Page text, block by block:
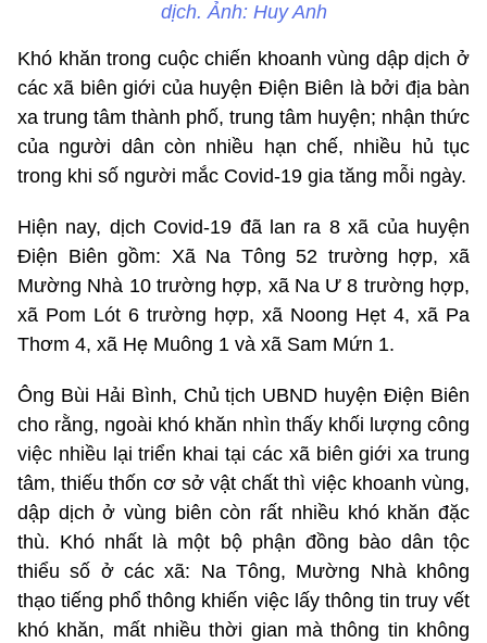
dịch. Ảnh: Huy Anh
Khó khăn trong cuộc chiến khoanh vùng dập dịch ở
các xã biên giới của huyện Điện Biên là bởi địa bàn
xa trung tâm thành phố, trung tâm huyện; nhận thức
của người dân còn nhiều hạn chế, nhiều hủ tục
trong khi số người mắc Covid-19 gia tăng mỗi ngày.
Hiện nay, dịch Covid-19 đã lan ra 8 xã của huyện
Điện Biên gồm: Xã Na Tông 52 trường hợp, xã
Mường Nhà 10 trường hợp, xã Na Ư 8 trường hợp,
xã Pom Lót 6 trường hợp, xã Noong Hẹt 4, xã Pa
Thơm 4, xã Hẹ Muông 1 và xã Sam Mứn 1.
Ông Bùi Hải Bình, Chủ tịch UBND huyện Điện Biên
cho rằng, ngoài khó khăn nhìn thấy khối lượng công
việc nhiều lại triển khai tại các xã biên giới xa trung
tâm, thiếu thốn cơ sở vật chất thì việc khoanh vùng,
dập dịch ở vùng biên còn rất nhiều khó khăn đặc
thù. Khó nhất là một bộ phận đồng bào dân tộc
thiểu số ở các xã: Na Tông, Mường Nhà không
thạo tiếng phổ thông khiến việc lấy thông tin truy vết
khó khăn, mất nhiều thời gian mà thông tin không